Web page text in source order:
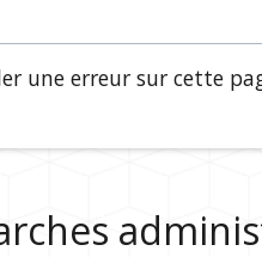
une erreur sur cette